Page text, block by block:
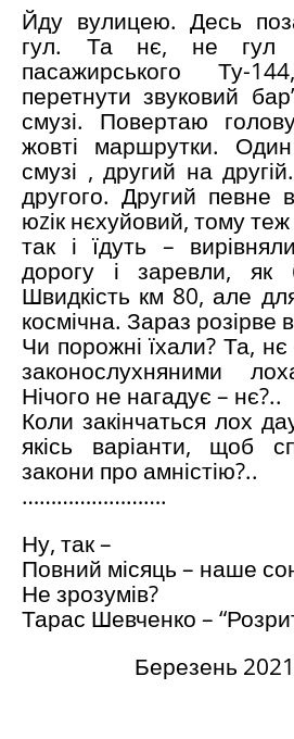
Йду вулицею. Десь
гул. Та нє, не
пасажирського Ту-
перетнути звуковий
смузі. Повертаю
жовті маршрутки.
смузі , другий на
другого. Другий певне
юzік нєхуйовий, тому
так і їдуть –
дорогу і заревли, як
Швидкість км 80, але
космічна. Зараз розірве
Чи порожні їхали? Та,
законослухняними
Нічого не нагадує – нє?..
Коли закінчаться лох
якісь варіанти, щоб
закони про амністію?..
…………………….
Ну, так –
Повний місяць – наше
Не зрозумів?
Тарас Шевченко –
Березень